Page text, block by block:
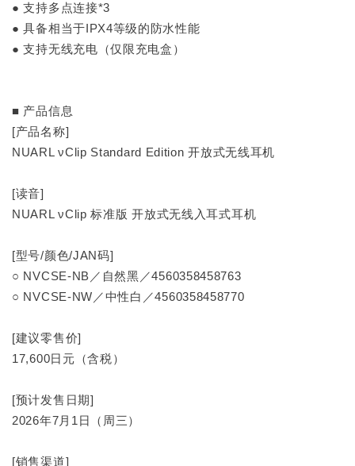
● 支持多点连接*3
● 具备相当于IPX4等级的防水性能
● 支持无线充电（仅限充电盒）
■ 产品信息
[产品名称]
NUARL νClip Standard Edition 开放式无线耳机
[读音]
NUARL νClip 标准版 开放式无线入耳式耳机
[型号/颜色/JAN码]
○ NVCSE-NB／自然黑／4560358458763
○ NVCSE-NW／中性白／4560358458770
[建议零售价]
17,600日元（含税）
[预计发售日期]
2026年7月1日（周三）
[销售渠道]